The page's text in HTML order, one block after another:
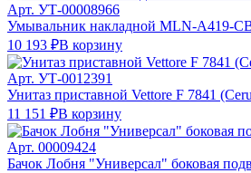
Арт. УТ-00008966
Умывальник накладной MLN-A419-
10 193 ₽В корзину
Арт. УТ-0012391
Унитаз приставной Vettore F 7841
11 151 ₽В корзину
Арт. 00009424
Бачок Лобня "Универсал" боковая